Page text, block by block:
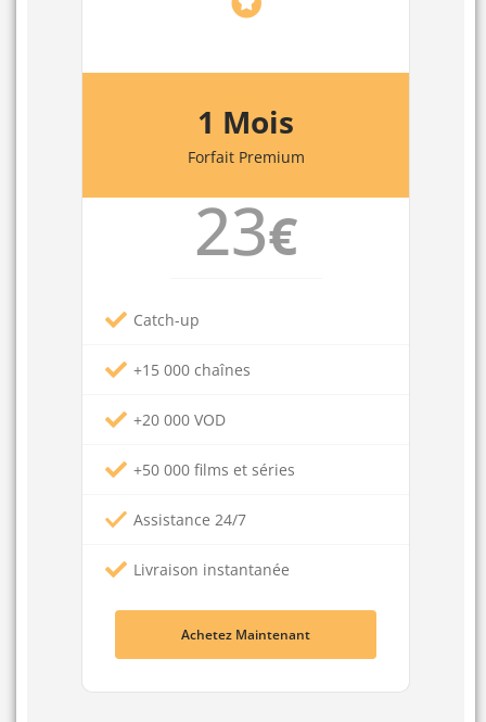
1 Mois
Forfait Premium
23€
Catch-up
+15 000 chaînes
+20 000 VOD
+50 000 films et séries
Assistance 24/7
Livraison instantanée
Achetez Maintenant